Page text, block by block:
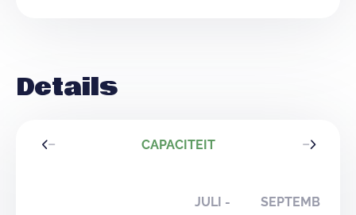
Details
CAPACITEIT
JULI - SEPTEMBER